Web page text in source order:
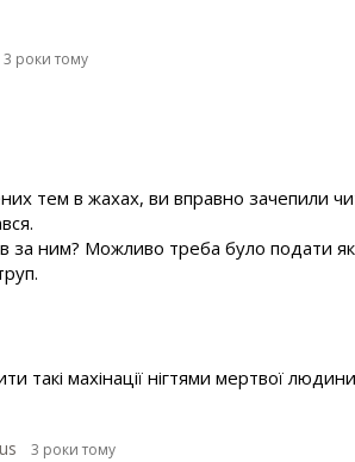
3 роки тому
тем в жахах, ви вправно зачепили
за ним? Можливо треба було подати
махінації нігтями мертвої
3 роки тому